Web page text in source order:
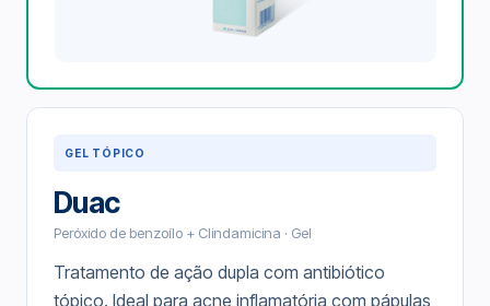
GEL TÓPICO
Duac
Peróxido de benzoílo + Clindamicina · Gel
Tratamento de ação dupla com antibiótico
tópico. Ideal para acne inflamatória com pápulas